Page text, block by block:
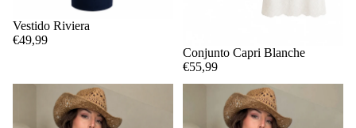
Vestido Riviera
€49,99
Conjunto Capri Blanche
€55,99